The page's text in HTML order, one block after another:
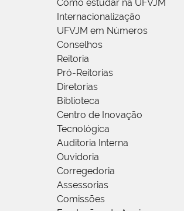
Como estudar na UFVJM
Internacionalização
UFVJM em Números
Conselhos
Reitoria
Pró-Reitorias
Diretorias
Biblioteca
Centro de Inovação
Tecnológica
Auditoria Interna
Ouvidoria
Corregedoria
Assessorias
Comissões